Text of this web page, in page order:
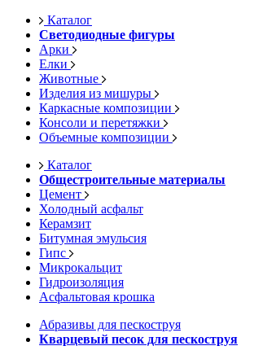
Каталог
Светодиодные фигуры
Арки
Елки
Животные
Изделия из мишуры
Каркасные композиции
Консоли и перетяжки
Объемные композиции
Каталог
Общестроительные материалы
Цемент
Холодный асфальт
Керамзит
Битумная эмульсия
Гипс
Микрокальцит
Гидроизоляция
Асфальтовая крошка
Абразивы для пескоструя
Кварцевый песок для пескоструя